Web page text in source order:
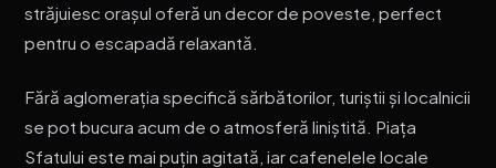
străjuiesc orașul oferă un decor de poveste, perfect
pentru o escapadă relaxantă.
Fără aglomerația specifică sărbătorilor, turiștii și localnicii
se pot bucura acum de o atmosferă liniștită. Piața
Sfatului este mai puțin agitată, iar cafenelele locale